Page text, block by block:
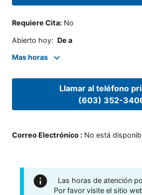
Requiere Cita: No
Abierto hoy: De a
Mas horas
Llamar al teléfono
(603) 352-
Correo Electrónico : No está
Las horas de atención
Por favor visite el sitio